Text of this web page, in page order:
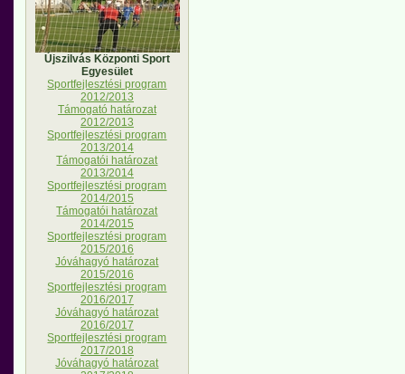
Újszilvás Központi Sport
Egyesület
Sportfejlesztési program
2012/2013
Támogató határozat
2012/2013
Sportfejlesztési program
2013/2014
Támogatói határozat
2013/2014
Sportfejlesztési program
2014/2015
Támogatói határozat
2014/2015
Sportfejlesztési program
2015/2016
Jóváhagyó határozat
2015/2016
Sportfejlesztési program
2016/2017
Jóváhagyó határozat
2016/2017
Sportfejlesztési program
2017/2018
Jóváhagyó határozat